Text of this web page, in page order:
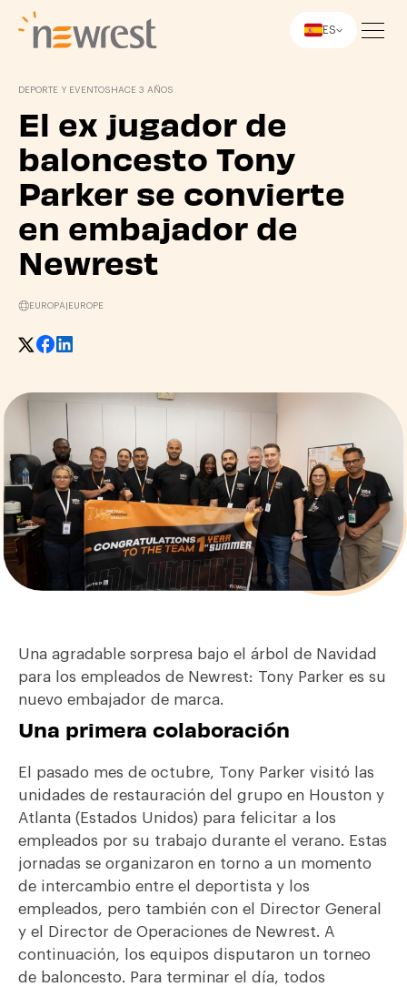
ES
DEPORTE Y EVENTOS HACE 3 AÑOS
El ex jugador de
baloncesto Tony
Parker se convierte
en embajador de
Newrest
EUROPA EUROPE
Una agradable sorpresa bajo el árbol de Navidad
para los empleados de Newrest: Tony Parker es su
nuevo embajador de marca.
Una primera colaboración
El pasado mes de octubre, Tony Parker visitó las
unidades de restauración del grupo en Houston y
Atlanta (Estados Unidos) para felicitar a los
empleados por su trabajo durante el verano. Estas
jornadas se organizaron en torno a un momento
de intercambio entre el deportista y los
empleados, pero también con el Director General
y el Director de Operaciones de Newrest. A
continuación, los equipos disputaron un torneo
de baloncesto. Para terminar el día, todos